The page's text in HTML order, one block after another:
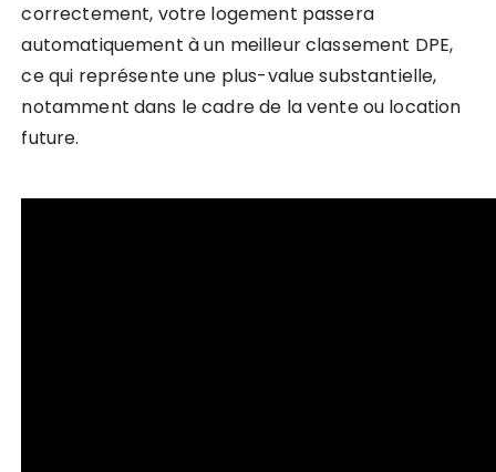
correctement, votre logement passera
automatiquement à un meilleur classement DPE,
ce qui représente une plus-value substantielle,
notamment dans le cadre de la vente ou location
future.